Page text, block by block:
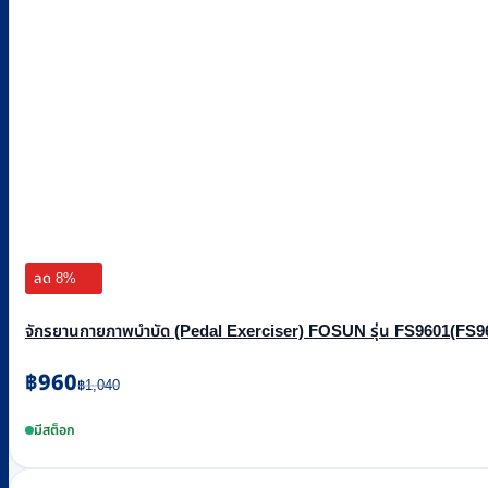
ลด 8%
จักรยานกายภาพบำบัด (Pedal Exerciser) FOSUN รุ่น
฿1,040
Original
was:
฿960
Current
is:มีสต็อก